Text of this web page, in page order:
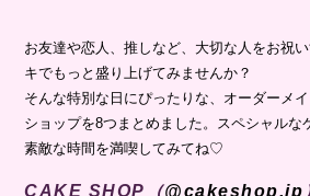
お友達や恋人、推しなど、大切な人をお祝
キでもっと盛り上げてみませんか？
そんな特別な日にぴったりな、オーダーメ
ショップを8つまとめました。スペシャルな
素敵な時間を満喫してみてね♡
CAKE SHOP（@cakeshop.jp